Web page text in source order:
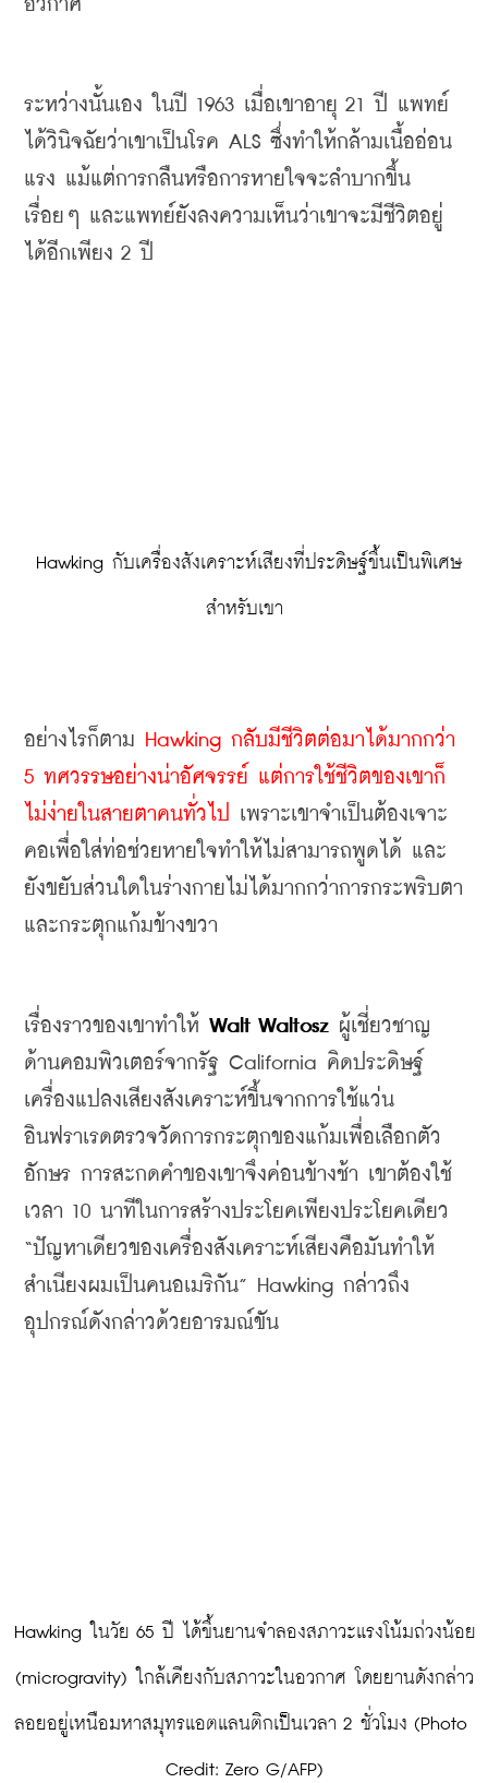
อวกาศ
ระหว่างนั้นเอง ในปี 1963 เมื่อเขาอายุ 21 ปี แพทย์
ได้วินิจฉัยว่าเขาเป็นโรค ALS ซึ่งทำให้กล้ามเนื้ออ่อน
แรง แม้แต่การกลืนหรือการหายใจจะลำบากขึ้น
เรื่อยๆ และแพทย์ยังลงความเห็นว่าเขาจะมีชีวิตอยู่
ได้อีกเพียง 2 ปี
สำหรับเขา
อย่างไรก็ตาม
Hawking กลับมีชีวิตต่อมาได้มากกว่า
5 ทศวรรษอย่างน่าอัศจรรย์ แต่การใช้ชีวิตของเขาก็
ไม่ง่ายในสายตาคนทั่วไป
เพราะเขาจำเป็นต้องเจาะ
คอเพื่อใส่ท่อช่วยหายใจทำให้ไม่สามารถพูดได้ และ
ยังขยับส่วนใดในร่างกายไม่ได้มากกว่าการกระพริบตา
และกระตุกแก้มข้างขวา
เรื่องราวของเขาทำให้ Walt Waltosz ผู้เชี่ยวชาญ
ด้านคอมพิวเตอร์จากรัฐ California คิดประดิษฐ์
เครื่องแปลงเสียงสังเคราะห์ขึ้นจากการใช้แว่น
อินฟราเรดตรวจวัดการกระตุกของแก้มเพื่อเลือกตัว
อักษร การสะกดคำของเขาจึงค่อนข้างช้า เขาต้องใช้
เวลา 10 นาทีในการสร้างประโยคเพียงประโยคเดียว
“ปัญหาเดียวของเครื่องสังเคราะห์เสียงคือมันทำให้
สำเนียงผมเป็นคนอเมริกัน” Hawking กล่าวถึง
อุปกรณ์ดังกล่าวด้วยอารมณ์ขัน
(microgravity) ใกล้เคียงกับสภาวะในอวกาศ โดยยานดังกล่าว
ลอยอยู่เหนือมหาสมุทรแอตแลนติกเป็นเวลา 2 ชั่วโมง (Photo
Credit: Zero G/AFP)